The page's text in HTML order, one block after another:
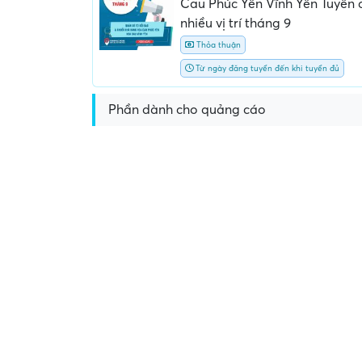
Cau Phúc Yên Vĩnh Yên Tuyển
nhiều vị trí tháng 9
Thỏa thuận
Từ ngày đăng tuyển đến khi tuyển đủ
Phần dành cho quảng cáo